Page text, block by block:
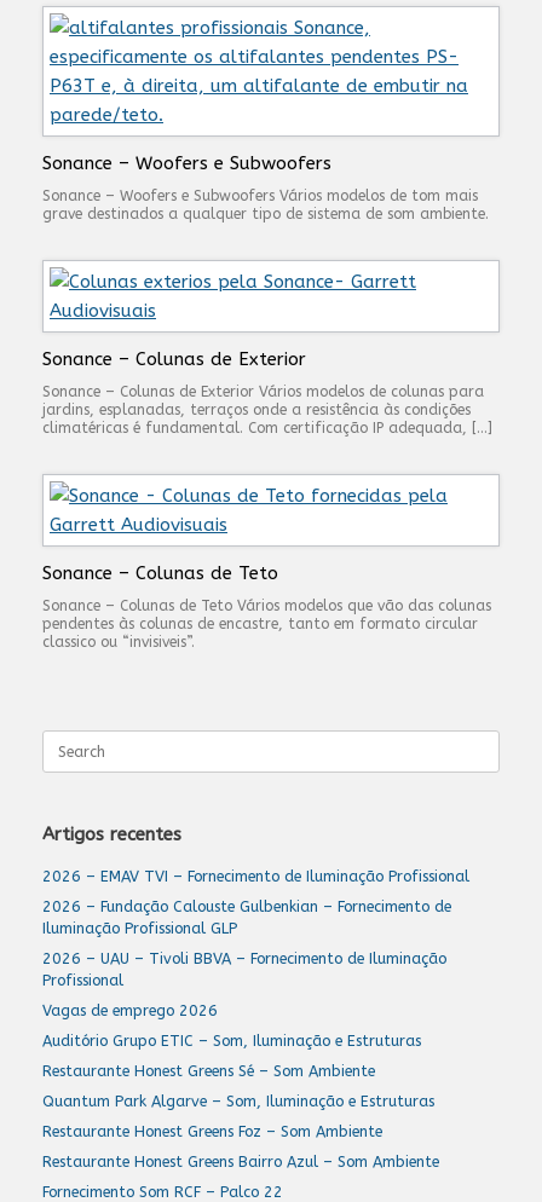
Sonance – Woofers e Subwoofers
Sonance – Woofers e Subwoofers Vários modelos de tom mais
grave destinados a qualquer tipo de sistema de som ambiente.
Sonance – Colunas de Exterior
Sonance – Colunas de Exterior Vários modelos de colunas para
jardins, esplanadas, terraços onde a resistência às condições
climatéricas é fundamental. Com certificação IP adequada, […]
Sonance – Colunas de Teto
Sonance – Colunas de Teto Vários modelos que vão das colunas
pendentes às colunas de encastre, tanto em formato circular
classico ou “invisiveis”.
for:
Artigos recentes
2026 – EMAV TVI – Fornecimento de Iluminação Profissional
2026 – Fundação Calouste Gulbenkian – Fornecimento de
Iluminação Profissional GLP
2026 – UAU – Tivoli BBVA – Fornecimento de Iluminação
Profissional
Vagas de emprego 2026
Auditório Grupo ETIC – Som, Iluminação e Estruturas
Restaurante Honest Greens Sé – Som Ambiente
Quantum Park Algarve – Som, Iluminação e Estruturas
Restaurante Honest Greens Foz – Som Ambiente
Restaurante Honest Greens Bairro Azul – Som Ambiente
Fornecimento Som RCF – Palco 22